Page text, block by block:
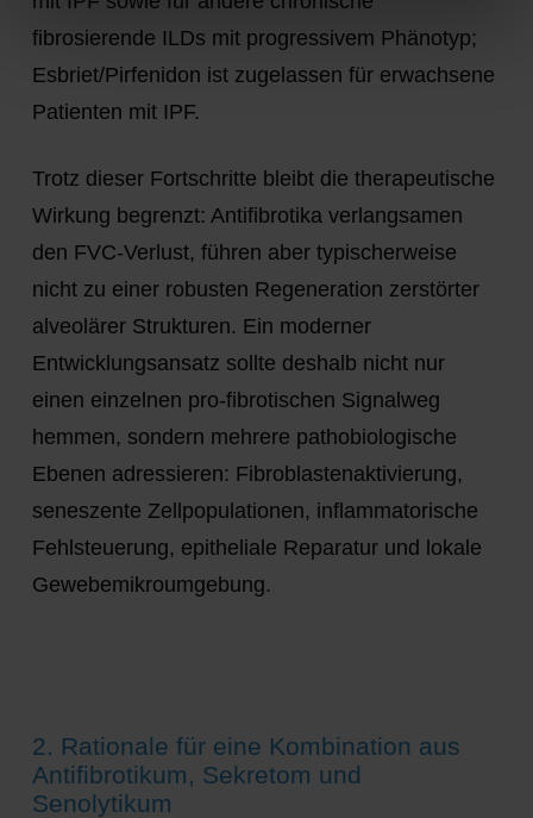
fibrosierende ILDs mit progressivem Phänotyp;
Esbriet/Pirfenidon ist zugelassen für erwachsene
Patienten mit IPF.
Trotz dieser Fortschritte bleibt die therapeutische
Wirkung begrenzt: Antifibrotika verlangsamen
den FVC-Verlust, führen aber typischerweise
nicht zu einer robusten Regeneration zerstörter
alveolärer Strukturen. Ein moderner
Entwicklungsansatz sollte deshalb nicht nur
einen einzelnen pro-fibrotischen Signalweg
hemmen, sondern mehrere pathobiologische
Ebenen adressieren: Fibroblastenaktivierung,
seneszente Zellpopulationen, inflammatorische
Fehlsteuerung, epitheliale Reparatur und lokale
Gewebemikroumgebung.
2. Rationale für eine Kombination aus
Antifibrotikum, Sekretom und
Senolytikum